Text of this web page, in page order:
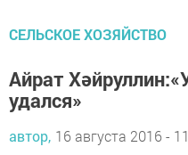
СЕЛЬСКОЕ ХОЗЯЙСТВО
Айрат
удался»
автор, 16 августа 2016 -